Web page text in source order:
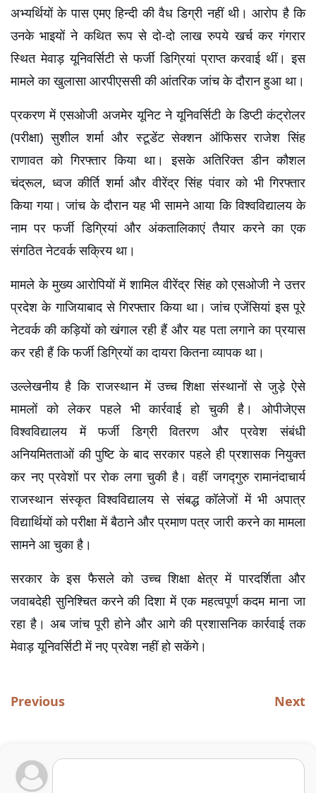
अभ्यर्थियों के पास एमए हिन्दी की वैध डिग्री नहीं थी। आरोप है कि
उनके भाइयों ने कथित रूप से दो-दो लाख रुपये खर्च कर गंगरार
स्थित मेवाड़ यूनिवर्सिटी से फर्जी डिग्रियां प्राप्त करवाई थीं। इस
मामले का खुलासा आरपीएससी की आंतरिक जांच के दौरान हुआ था।
प्रकरण में एसओजी अजमेर यूनिट ने यूनिवर्सिटी के डिप्टी कंट्रोलर
(परीक्षा) सुशील शर्मा और स्टूडेंट सेक्शन ऑफिसर राजेश सिंह
राणावत को गिरफ्तार किया था। इसके अतिरिक्त डीन कौशल
चंद्रूल, ध्वज कीर्ति शर्मा और वीरेंद्र सिंह पंवार को भी गिरफ्तार
किया गया। जांच के दौरान यह भी सामने आया कि विश्वविद्यालय के
नाम पर फर्जी डिग्रियां और अंकतालिकाएं तैयार करने का एक
संगठित नेटवर्क सक्रिय था।
मामले के मुख्य आरोपियों में शामिल वीरेंद्र सिंह को एसओजी ने उत्तर
प्रदेश के गाजियाबाद से गिरफ्तार किया था। जांच एजेंसियां इस पूरे
नेटवर्क की कड़ियों को खंगाल रही हैं और यह पता लगाने का प्रयास
कर रही हैं कि फर्जी डिग्रियों का दायरा कितना व्यापक था।
उल्लेखनीय है कि राजस्थान में उच्च शिक्षा संस्थानों से जुड़े ऐसे
मामलों को लेकर पहले भी कार्रवाई हो चुकी है। ओपीजेएस
विश्वविद्यालय में फर्जी डिग्री वितरण और प्रवेश संबंधी
अनियमितताओं की पुष्टि के बाद सरकार पहले ही प्रशासक नियुक्त
कर नए प्रवेशों पर रोक लगा चुकी है। वहीं जगद्गुरु रामानंदाचार्य
राजस्थान संस्कृत विश्वविद्यालय से संबद्ध कॉलेजों में भी अपात्र
विद्यार्थियों को परीक्षा में बैठाने और प्रमाण पत्र जारी करने का मामला
सामने आ चुका है।
सरकार के इस फैसले को उच्च शिक्षा क्षेत्र में पारदर्शिता और
जवाबदेही सुनिश्चित करने की दिशा में एक महत्वपूर्ण कदम माना जा
रहा है। अब जांच पूरी होने और आगे की प्रशासनिक कार्रवाई तक
मेवाड़ यूनिवर्सिटी में नए प्रवेश नहीं हो सकेंगे।
Previous Next